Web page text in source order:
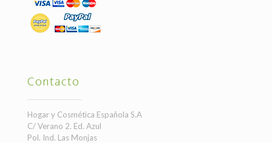
Contacto
Hogar y Cosmética Española S.A
C/ Verano 2. Ed. Azul
Pol. Ind. Las Monjas